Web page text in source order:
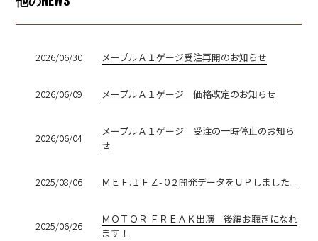
2026/06/30 メープルＡ１ゲージ受注再開のお知らせ
2026/06/09 メープルＡ１ゲージ 価格改定のお知らせ
2026/06/04
メープルＡ１ゲージ 受注の一時停止のお知ら
せ
2025/08/06 ＭＥＦ.ＩＦＺ-０2 開発データをＵＰしました。
2025/06/26
ＭＯＴＯＲ ＦＲＥＡＫ出演 後編お聴きになれ
ます！